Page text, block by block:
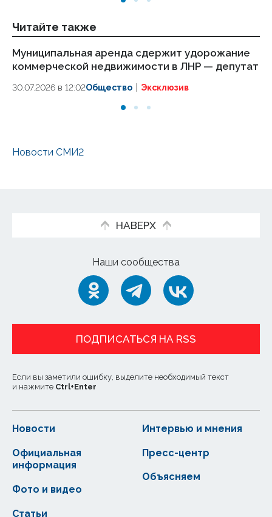
Читайте также
Муниципальная аренда сдержит удорожание
коммерческой недвижимости в ЛНР — депутат
30.07.2026 в 12:02Общество Эксклюзив
Новости СМИ2
НАВЕРХ
Наши сообщества
ПОДПИСАТЬСЯ НА RSS
Если вы заметили ошибку, выделите необходимый текст
и нажмите Ctrl+Enter
Новости
Статьи
Официальная
информация
Интервью и мнения
Фото и видео
Пресс-центр
Объясняем